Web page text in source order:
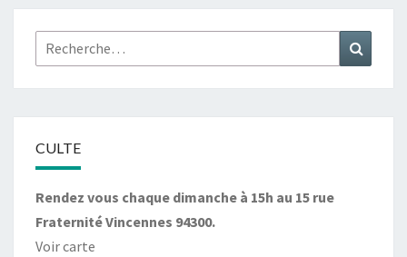
Rechercher :
CULTE
Rendez vous chaque dimanche à 15h au 15 rue
Fraternité Vincennes 94300.
Voir carte